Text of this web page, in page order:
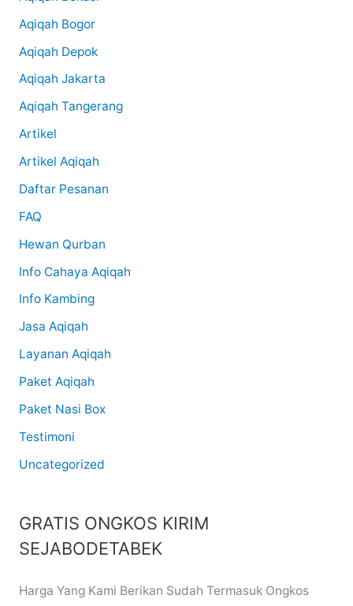
Aqiqah Bogor
Aqiqah Depok
Aqiqah Jakarta
Aqiqah Tangerang
Artikel
Artikel Aqiqah
Daftar Pesanan
FAQ
Hewan Qurban
Info Cahaya Aqiqah
Info Kambing
Jasa Aqiqah
Layanan Aqiqah
Paket Aqiqah
Paket Nasi Box
Testimoni
Uncategorized
GRATIS ONGKOS KIRIM
SEJABODETABEK
Harga Yang Kami Berikan Sudah Termasuk Ongkos